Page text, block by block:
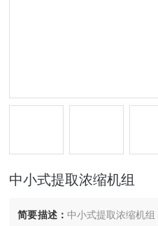
中小式提取浓缩机组
简要描述： 中小式提取浓缩机